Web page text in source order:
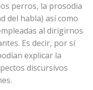
perros, la prosodia
del habla) así como
al dirigirnos
Es decir, por sí
explicar la
discursivos